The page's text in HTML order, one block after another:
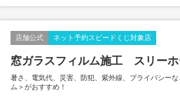
店舗公式 ネット予約スピードくじ対象店
窓ガラスフィルム施工 スリーホ
暑さ、電気代、災害、防犯、紫外線、プライバシー
ム＞がおすすめ！